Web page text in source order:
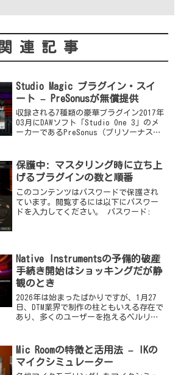
関連記事
Studio Magic プラグイン・スイ
ート – PreSonusが無償提供
収録される7種類の豪華プラグイン2017年
03月にDAWソフト「Studio One 3」のメ
ーカーであるPreSonus（プリソーナス）
ハ...
保護中: マスタリング時に立ち上
げるプラグインの数と順番
このコンテンツはパスワードで保護され
ています。閲覧するには以下にパスワー
ドを入力してください。 パスワード:
Native Instrumentsの予備的破産
手続き開始はショッキングだが静
観のとき
2026年は始まったばかりですが、1月27
日、DTM業界で制作の柱ともいえる存在で
あり、多くのユーザーを抱えるベルリン
的破産手続きに入ったことが確認さ...
Mic Roomの特徴と活用法 – IKの
マイクシミュレーター